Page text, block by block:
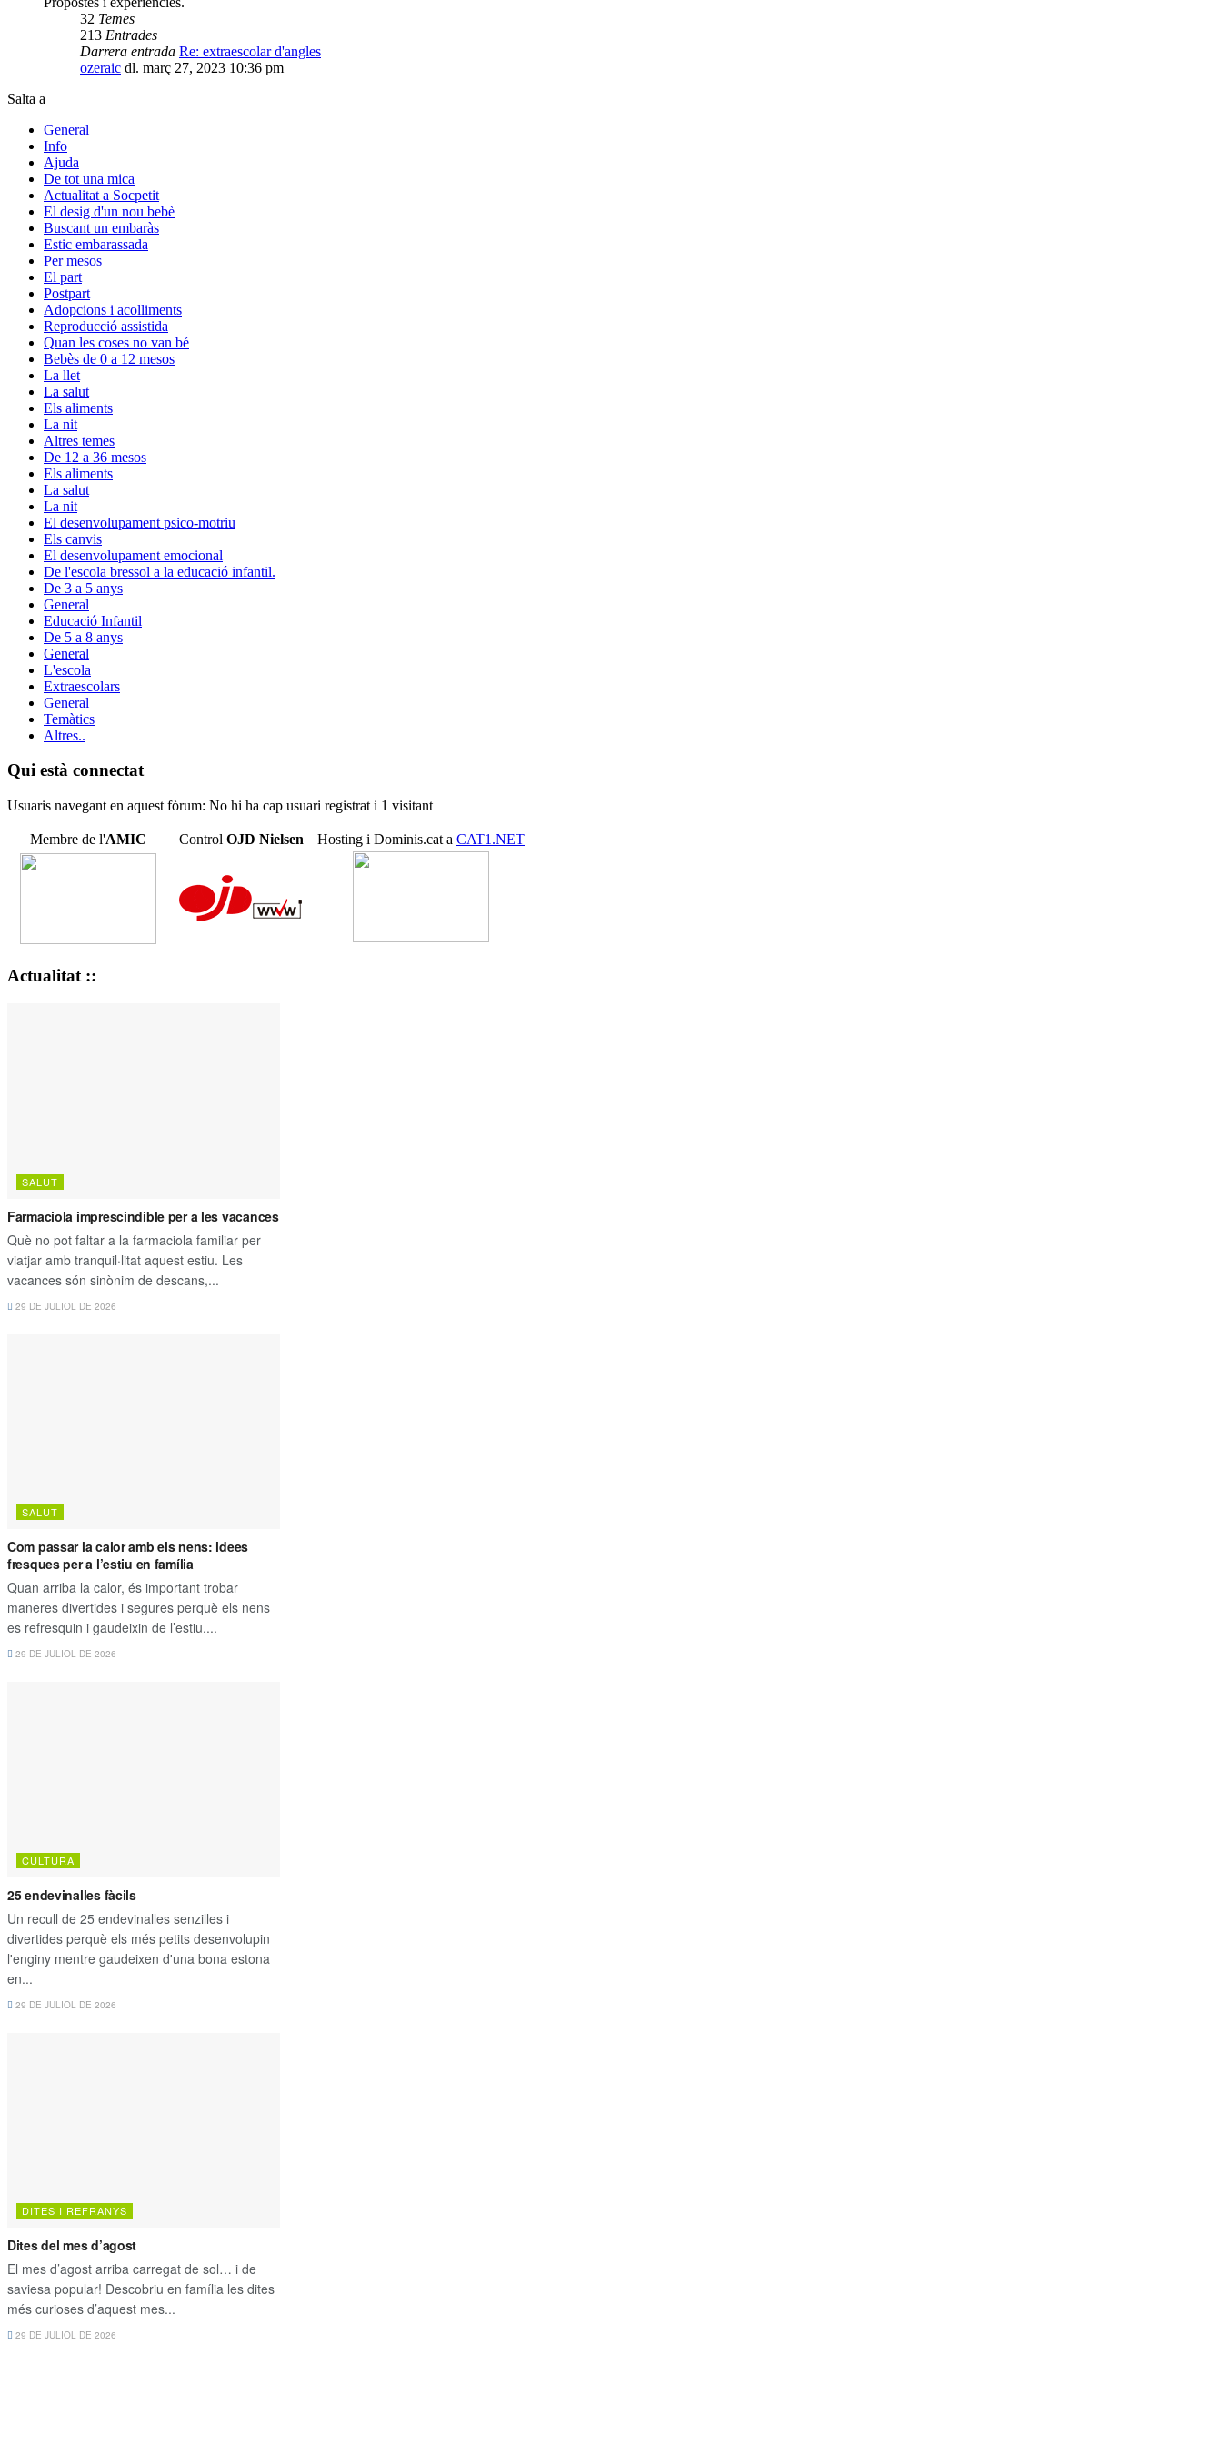
32 Temes
213 Entrades
Darrera entrada Re: extraescolar d'angles
ozeraic dl. març 27, 2023 10:36 pm
Salta a
General
Info
Ajuda
De tot una mica
Actualitat a Socpetit
El desig d'un nou bebè
Buscant un embaràs
Estic embarassada
Per mesos
El part
Postpart
Adopcions i acolliments
Reproducció assistida
Quan les coses no van bé
Bebès de 0 a 12 mesos
La llet
La salut
Els aliments
La nit
Altres temes
De 12 a 36 mesos
Els aliments
La salut
La nit
El desenvolupament psico-motriu
Els canvis
El desenvolupament emocional
De l'escola bressol a la educació infantil.
De 3 a 5 anys
General
Educació Infantil
De 5 a 8 anys
General
L'escola
Extraescolars
General
Temàtics
Altres..
Qui està connectat
Usuaris navegant en aquest fòrum: No hi ha cap usuari registrat i 1 visitant
Membre de l'AMIC Control OJD Nielsen Hosting i Dominis.cat a CAT1.NET
Actualitat ::